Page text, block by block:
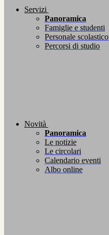
Servizi
Panoramica
Famiglie e studenti
Personale scolastico
Percorsi di studio
Novità
Panoramica
Le notizie
Le circolari
Calendario eventi
Albo online